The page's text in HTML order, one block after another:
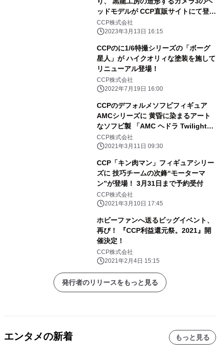
ッドモデルが CCP直販サイトにて登
場！！
CCP株式会社
2023年3月13日 16:15
CCPのに1/6特撮シリーズの「ボーグ
星人」が ハイクオリィな塗装を施して
リニューアル登場！
CCP株式会社
2022年7月19日 16:00
CCPのデフォルメソフビフィギュア
AMCシリーズに 黄昏に染まるアート
なソフビ製 「AMC ヘドラ Twilight
Ver.」が登場！
CCP株式会社
2021年3月11日 09:30
CCP「キン肉マン」フィギュアシリー
ズに 技巧チームの次鋒“モーターマ
ン”が登場！ 3月31日まで予約受付
CCP株式会社
2021年3月10日 17:45
ホビーファンへ送るビッグイベント、
再び！ 『CCP利益還元祭。2021』開
催決定！
CCP株式会社
2021年2月4日 15:15
発行者のリリースをもっと見る
エンタメの新着 もっと見る